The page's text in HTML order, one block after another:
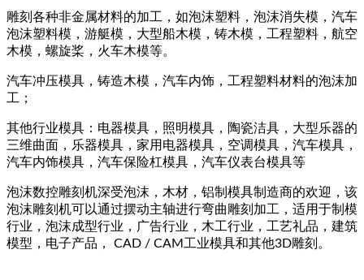
雕刻各种非金属材料的加工，如泡沫塑料，泡沫消失模，汽车
泡沫塑料模，游艇模，大型船木模，铸木模，工程塑料，航空
木模，螺旋桨，火车木模等。
汽车冲压模具，铸造木模，汽车内饰，工程塑料材料的泡沫加
工；
其他行业模具：电器模具，照明模具，陶瓷洁具，大型乐器的
三维曲面，乐器模具，家用电器模具，空调模具，汽车模具，
汽车内饰模具，汽车保险杠模具，汽车仪表台模具等
泡沫数控雕刻机深受泡沫，木材，铝制模具制造商的欢迎，该
泡沫雕刻机可以通过摆动主轴进行弯曲雕刻加工，适用于制模
行业，泡沫成型行业，广告行业，木工行业，工艺礼品，建筑
模型，电子产品， CAD / CAM工业模具和其他3D雕刻。